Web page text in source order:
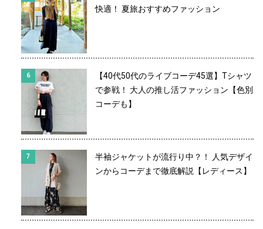
快適！ 夏旅おすすめファッション
【40代50代のライブコーデ45選】Tシャツ
で参戦！ 大人の推し活ファッション【色別
コーデも】
半袖ジャケットが流行り中？！ 人気デザイ
ンからコーデまで徹底解説【レディース】